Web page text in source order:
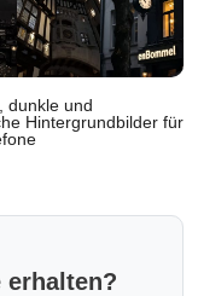
dunkle und
Hintergrundbilder für
erhalten?